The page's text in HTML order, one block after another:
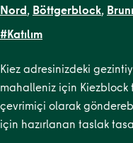
Nord, Böttgerblock,
West ,
Straße,Malplaquetkiez,
Luxemburg-Platz,
Süd,Soldiner Kiez Ost,
Kiezblocks 1,
#Katılım
Kiez adresinizdeki
mahalleniz için Kiezblock
çevrimiçi olarak
için hazırlanan taslak